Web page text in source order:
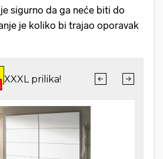
sigurno da ga neće biti do
je koliko bi trajao oporavak